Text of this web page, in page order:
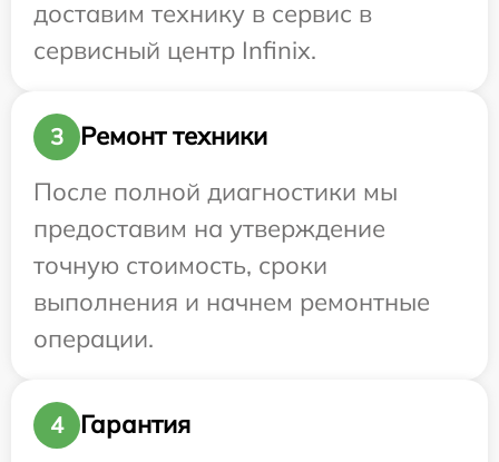
доставим технику в сервис в
сервисный центр Infinix.
3
Ремонт техники
После полной диагностики мы
предоставим на утверждение
точную стоимость, сроки
выполнения и начнем ремонтные
операции.
4
Гарантия